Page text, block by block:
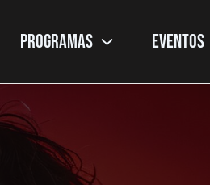
PROGRAMAS EVENTOS